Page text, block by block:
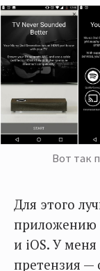
Вот так
Для этого
приложению
и iOS. У
претензия —